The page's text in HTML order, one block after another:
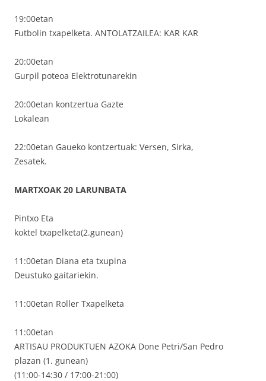
19:00etan
Futbolin txapelketa. ANTOLATZAILEA: KAR KAR
20:00etan
Gurpil poteoa Elektrotunarekin
20:00etan kontzertua Gazte
Lokalean
22:00etan Gaueko kontzertuak: Versen, Sirka,
Zesatek.
MARTXOAK 20 LARUNBATA
Pintxo Eta
koktel txapelketa(2.gunean)
11:00etan Diana eta txupina
Deustuko gaitariekin.
11:00etan Roller Txapelketa
11:00etan
ARTISAU PRODUKTUEN AZOKA Done Petri/San Pedro
plazan (1. gunean)
(11:00-14:30 / 17:00-21:00)